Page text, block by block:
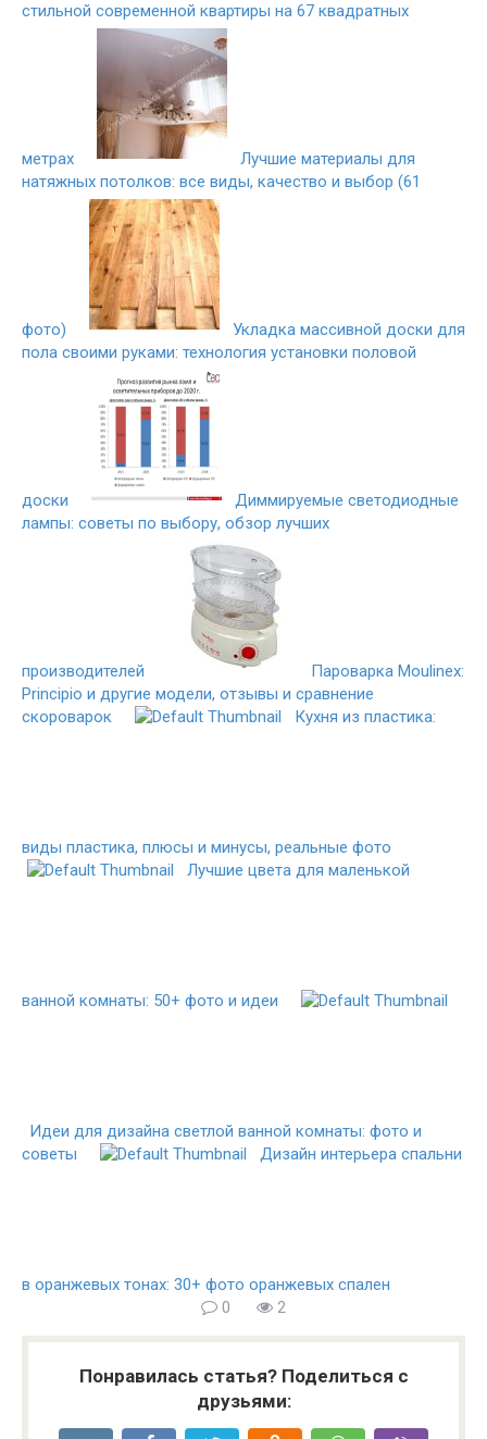
стильной современной квартиры на 67 квадратных
метрах
Лучшие материалы для
натяжных потолков: все виды, качество и выбор (61
фото)
Укладка массивной доски для
пола своими руками: технология установки половой
доски
Диммируемые светодиодные
лампы: советы по выбору, обзор лучших
производителей
Пароварка Moulinex:
Principio и другие модели, отзывы и сравнение
скороварок
Кухня из пластика:
виды пластика, плюсы и минусы, реальные фото
Лучшие цвета для маленькой
ванной комнаты: 50+ фото и идеи
Идеи для дизайна светлой ванной комнаты: фото и
советы
Дизайн интерьера спальни
в оранжевых тонах: 30+ фото оранжевых спален
0
2
Понравилась статья? Поделиться с
друзьями: